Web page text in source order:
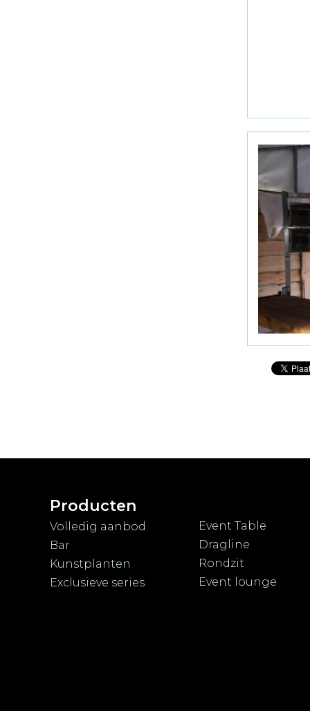
Producten
Volledig aanbod
Bar
Kunstplanten
Exclusieve series
Event Table
Dragline
Rondzit
Event lounge